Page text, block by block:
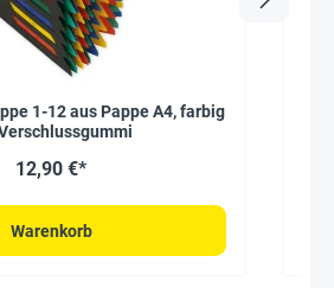
1-12 aus Pappe A4, farbig
12,90 €*
Warenkorb